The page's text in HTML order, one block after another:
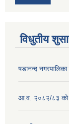
विधुतीय
षडानन्द
आ.व. २०८२/८३ को